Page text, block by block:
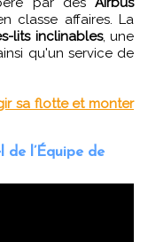
classe affaires. La
lits inclinables, une
qu'un service de
sa flotte et monter
de l’Équipe de